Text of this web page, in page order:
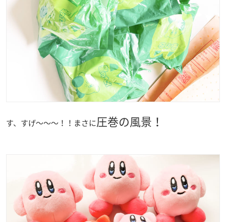
す、すげ～～～！！まさに圧巻の風景！